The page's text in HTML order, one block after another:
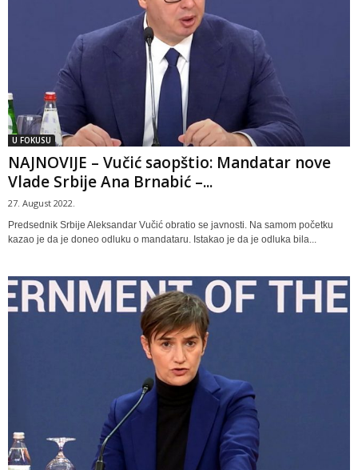
U FOKUSU
NAJNOVIJE – Vučić saopštio: Mandatar nove
Vlade Srbije Ana Brnabić –...
27. August 2022.
Predsednik Srbije Aleksandar Vučić obratio se javnosti. Na samom početku
kazao je da je doneo odluku o mandataru. Istakao je da je odluka bila...